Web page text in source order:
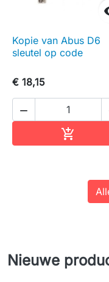
Kopie van Abus D6
sleutel op code
€ 18,15


Nieuwe